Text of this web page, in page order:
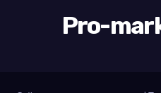
Pro-